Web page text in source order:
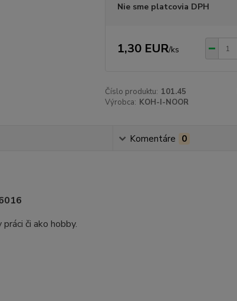
Nie sme platcovia DPH
1,30 EUR/ks
Číslo produktu: 101.45
Výrobca: KOH-I-NOOR
Komentáre 0
či ako hobby.